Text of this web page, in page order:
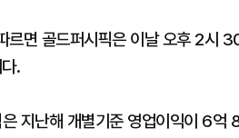
르면 골드퍼시픽은 이날 오후 2
.
지난해 개별기준 영업이익이 6